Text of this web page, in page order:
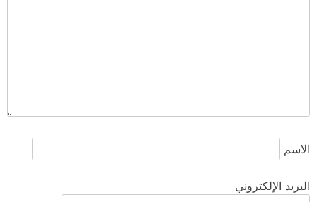
الاسم
البريد الإلكتروني